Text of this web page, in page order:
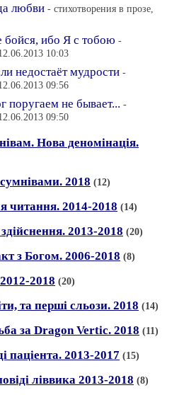
любви - стихотворения в прозе,
бойся, ибо Я с тобою -
10:03
недостаёт мудрости -
09:56
поругаем не бывает... -
09:50
Нова деномiнацiя.
2018 (12)
читання. 2014-2018 (14)
2013-2018 (20)
з Богом. 2006-2018 (8)
2018 (20)
та першi сльози. 2018 (14)
за Dragon Vertic. 2018 (11)
пацiента. 2013-2017 (15)
лiввика 2013-2018 (8)